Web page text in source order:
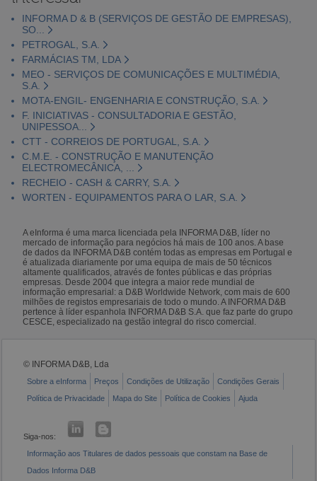
INFORMA D & B (SERVIÇOS DE GESTÃO DE EMPRESAS),
SO...
PETROGAL, S.A.
FARMÁCIAS TM, LDA
MEO - SERVIÇOS DE COMUNICAÇÕES E MULTIMÉDIA,
S.A.
MOTA-ENGIL- ENGENHARIA E CONSTRUÇÃO, S.A.
F. INICIATIVAS - CONSULTADORIA E GESTÃO,
UNIPESSOA...
CTT - CORREIOS DE PORTUGAL, S.A.
C.M.E. - CONSTRUÇÃO E MANUTENÇÃO
ELECTROMECÂNICA, ...
RECHEIO - CASH & CARRY, S.A.
WORTEN - EQUIPAMENTOS PARA O LAR, S.A.
A eInforma é uma marca licenciada pela INFORMA D&B, líder no
mercado de informação para negócios há mais de 100 anos. A base
de dados da INFORMA D&B contém todas as empresas em Portugal e
é atualizada diariamente por uma equipa de mais de 50 técnicos
altamente qualificados, através de fontes públicas e das próprias
empresas. Desde 2004 que integra a maior rede mundial de
informação empresarial: a D&B Worldwide Network, com mais de 600
milhões de registos empresariais de todo o mundo. A INFORMA D&B
pertence à líder espanhola INFORMA D&B S.A. que faz parte do grupo
CESCE, especializado na gestão integral do risco comercial.
© INFORMA D&B, Lda
Sobre a eInforma Preços Condições de Utilização
Condições Gerais
Política de Privacidade
Mapa do Site Política de Cookies Ajuda
Siga-nos:
Informação aos Titulares de dados pessoais que constam na Base de
Dados Informa D&B